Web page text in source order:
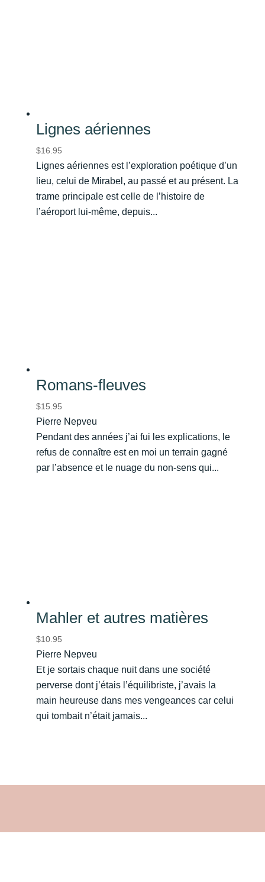
Lignes aériennes
$16.95
Lignes aériennes est l’exploration poétique d’un
lieu, celui de Mirabel, au passé et au présent. La
trame principale est celle de l’histoire de
l’aéroport lui-même, depuis...
Romans-fleuves
$15.95
Pierre Nepveu
Pendant des années j’ai fui les explications, le
refus de connaître est en moi un terrain gagné
par l’absence et le nuage du non-sens qui...
Mahler et autres matières
$10.95
Pierre Nepveu
Et je sortais chaque nuit dans une société
perverse dont j’étais l’équilibriste, j’avais la
main heureuse dans mes vengeances car celui
qui tombait n’était jamais...